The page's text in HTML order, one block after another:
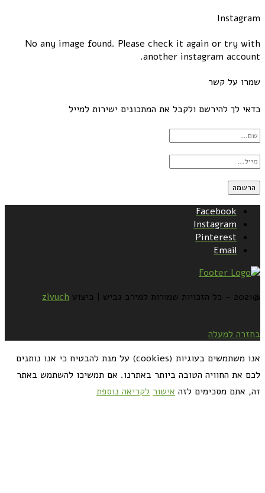
Instagram
No any image found. Please check it again or try with
another instagram account.
שמרו על קשר
כדאי לך להירשם ולקבל את המתכונים ישירות למייל
Facebook
Instagram
Pinterest
Email
@2021 - כל הזכויות שמורות למירב גביש | ביצוע zivuch
בחזרה למעלה
אנו משתמשים בעוגיות (cookies) על מנת להבטיח כי אנו נותנים
לכם את החוויה הטובה ביותר באתרנו. אם תמשיכו להשתמש באתר
זה, אתם מסכימים לזה אישור לקריאה נוספת